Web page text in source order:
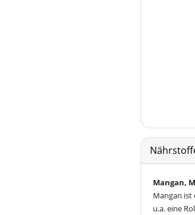
Mangan,
Mangan
u.a. eine